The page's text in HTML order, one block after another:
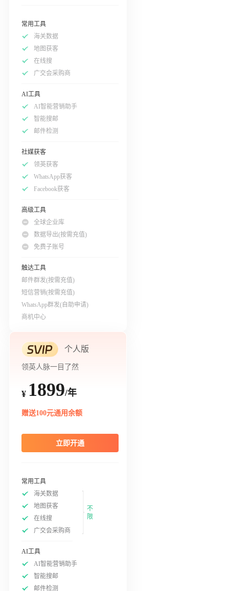
常用工具
海关数据
地图获客
在线搜
广交会采购商
AI工具
AI智能营销助手
智能搜邮
邮件检测
社媒获客
领英获客
WhatsApp获客
Facebook获客
高级工具
全球企业库
数据导出(按需充值)
免费子账号
触达工具
邮件群发(按需充值)
短信营销(按需充值)
WhatsApp群发(自助申请)
商机中心
个人版
领英人脉一目了然
¥ 1899/年
赠送100元通用余额
立即开通
常用工具
海关数据
地图获客
在线搜
广交会采购商
不
限
AI工具
AI智能营销助手
智能搜邮
邮件检测